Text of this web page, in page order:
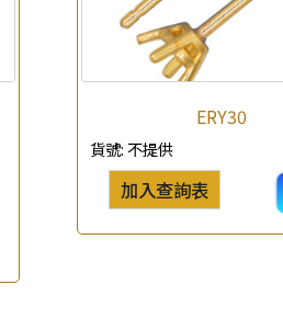
ERY30
貨號: 不提供
加入查詢表